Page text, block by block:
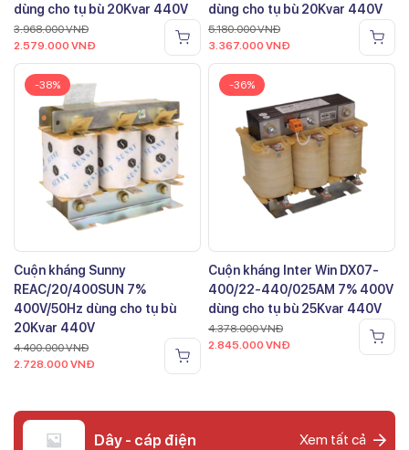
dùng cho tụ bù 20Kvar 440V
3.968.000VNĐ
2.579.000 VNĐ
dùng cho tụ bù 20Kvar 440V
5.180.000VNĐ
3.367.000 VNĐ
-38%
Cuộn kháng Sunny
REAC/20/400SUN 7%
400V/50Hz dùng cho tụ bù
20Kvar 440V
4.400.000VNĐ
2.728.000 VNĐ
-36%
Cuộn kháng Inter Win DX07-
400/22-440/025AM 7% 400V
dùng cho tụ bù 25Kvar 440V
4.378.000VNĐ
2.845.000 VNĐ
Dây - cáp điện Xem tất cả